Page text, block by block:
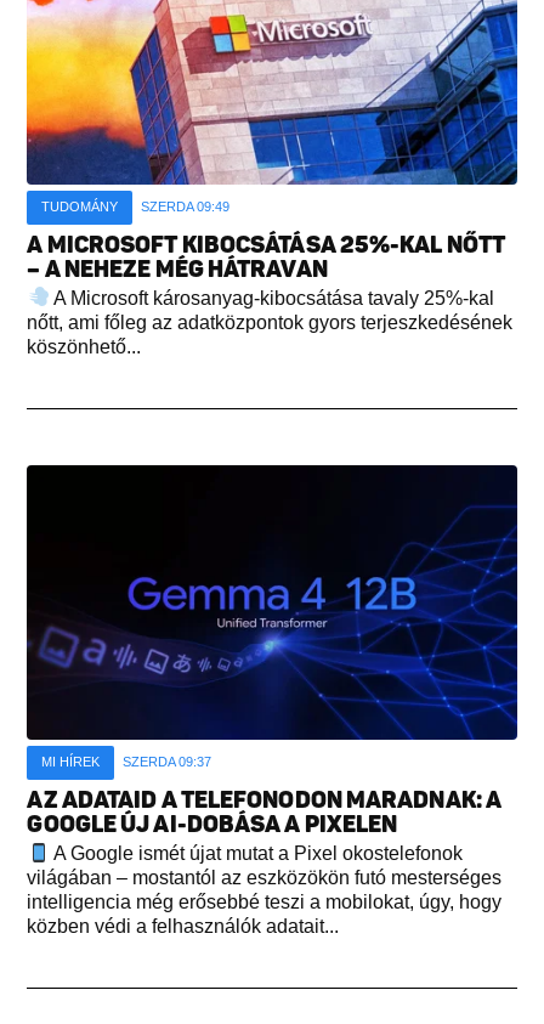
TUDOMÁNY SZERDA 09:49
A MICROSOFT KIBOCSÁTÁSA 25%-KAL NŐTT
– A NEHEZE MÉG HÁTRAVAN
A Microsoft károsanyag-kibocsátása tavaly 25%-kal
nőtt, ami főleg az adatközpontok gyors terjeszkedésének
köszönhető...
MI HÍREK SZERDA 09:37
AZ ADATAID A TELEFONODON MARADNAK: A
GOOGLE ÚJ AI-DOBÁSA A PIXELEN
A Google ismét újat mutat a Pixel okostelefonok
világában – mostantól az eszközökön futó mesterséges
intelligencia még erősebbé teszi a mobilokat, úgy, hogy
közben védi a felhasználók adatait...